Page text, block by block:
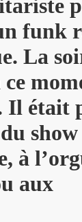
funk
La
Il était
à
aux
de
2016 +
:
du 27 avril au